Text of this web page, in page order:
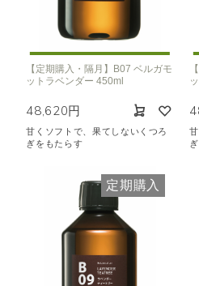
【定期購入・隔月】B07 ベルガモ
ットラベンダー 450ml
48,620円
甘くソフトで、果てしないくつろ
ぎをもたらす
定期購入